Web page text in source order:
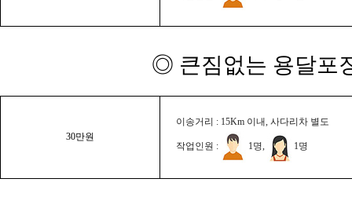
◎ 큰짐없는 용달포
30만원
이송거리 : 15Km 이내, 사다리차 별도
작업인원 : 1명, 1명